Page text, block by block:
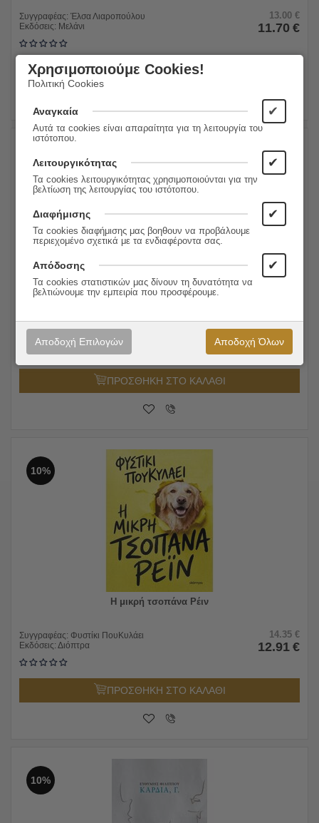
Συγγραφέας: Έλσα Λιαροπούλου
Εκδόσεις: Μελάνι
13.00 €
11.70 €
ΠΡΟΣΘΗΚΗ ΣΤΟ ΚΑΛΑΘΙ
10%
1979: Η χρονιά που δεν τελείωσε ποτέ
Εκδόσεις:Άνεμος Εκδοτική
18.33 €
16.50
ΠΡΟΣΘΗΚΗ ΣΤΟ ΚΑΛΑΘΙ
10%
Η μικρή τσοπάνα Ρέιν
Συγγραφέας: Φυστίκι ΠουΚυλάει
Εκδόσεις: Διόπτρα
14.35 €
12.91 €
ΠΡΟΣΘΗΚΗ ΣΤΟ ΚΑΛΑΘΙ
10%
Χρησιμοποιούμε Cookies!
Πολιτική Cookies
Αναγκαία ✔
Αυτά τα cookies είναι απαραίτητα για τη λειτουργία του
ιστότοπου.
Λειτουργικότητας ✔
Τα cookies λειτουργικότητας χρησιμοποιούνται για την
βελτίωση της λειτουργίας του ιστότοπου.
Διαφήμισης ✔
Τα cookies διαφήμισης μας βοηθουν να προβάλουμε
περιεχομένο σχετικά με τα ενδιαφέροντα σας.
Απόδοσης ✔
Τα cookies στατιστικών μας δίνουν τη δυνατότητα να
βελτιώνουμε την εμπειρία που προσφέρουμε.
Αποδοχή Επιλογών Αποδοχή Όλων